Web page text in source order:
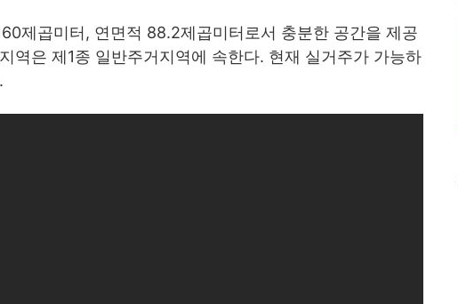
제곱미터, 연면적 88.2제곱미터로서 충분한 공간을 제공
역은 제1종 일반주거지역에 속한다. 현재 실거주가 가능하